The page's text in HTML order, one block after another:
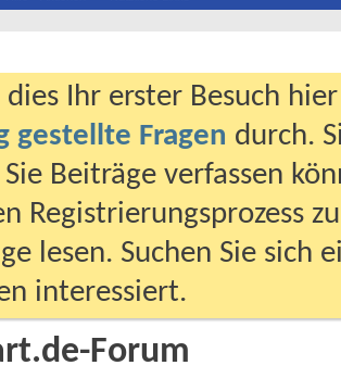
dies Ihr erster Besuch
gestellte Fragen durch.
Beiträge verfassen
Registrierungsprozess
lesen. Suchen Sie sich
interessiert.
Forum